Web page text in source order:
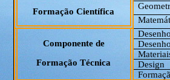
Formação Científica
Componente de
Formação Técnica
Design